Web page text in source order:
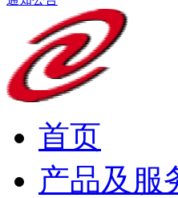
首页
产品及服